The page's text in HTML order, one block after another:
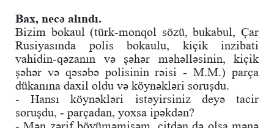
Bax, necə alındı.
Bizim bokaul (türk-monqol sözü, bukabul, Çar
Rusiyasında polis bokaulu, kiçik inzibati
vahidin-qəzanın və şəhər məhəlləsinin, kiçik
şəhər və qəsəbə polisinin rəisi - M.M.) parça
dükanına daxil oldu və köynəkləri soruşdu.
- Hansı köynəkləri istəyirsiniz deyə tacir
soruşdu, - parçadan, yoxsa ipəkdən?